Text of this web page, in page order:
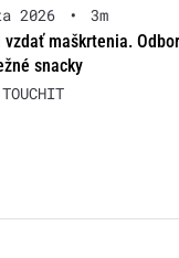
2026 •
3m
vzdať maškrtenia.
snacky